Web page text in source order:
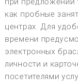
как пробные
центрах. Для
времени
электронных
личности и
посетителями